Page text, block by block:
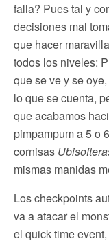
falla? Pues tal y
decisiones mal
que hacer
todos los niveles:
que se ve y se
lo que se cuenta,
que acabamos
pimpampum a 5 o
cornisas
mismas manidas
Los checkpoints
va a atacar el
el quick time